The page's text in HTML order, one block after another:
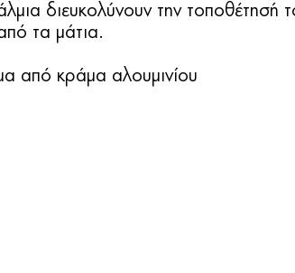
διευκολύνουν την τοποθέτησή
τα μάτια.
από κράμα αλουμινίου